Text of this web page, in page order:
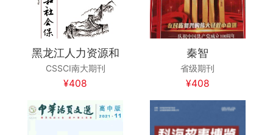
黑龙江人力资源和
CSSCI南大期刊
¥408
秦智
省级期刊
¥408